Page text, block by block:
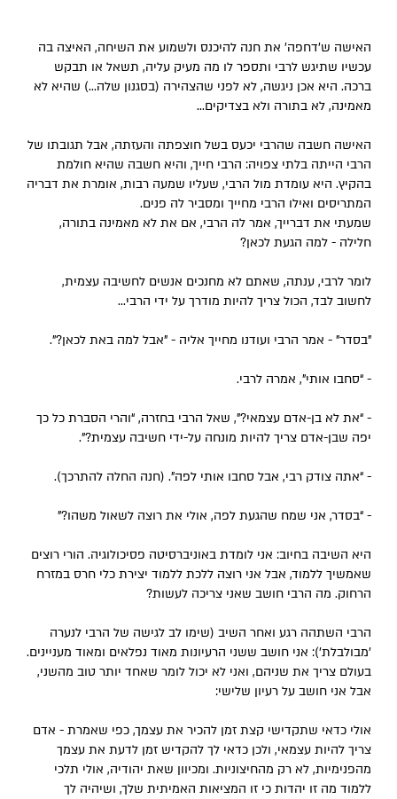
האישה ש'דחפה' את חנה להיכנס ולשמוע את השיחה, האיצה בה
עכשיו שתיגש לרבי ותספר לו מה מעיק עליה, תשאל או תבקש
ברכה. היא אכן ניגשה, לא לפני שהצהירה (בסגנון שלה...) שהיא לא
מאמינה, לא בתורה ולא בצדיקים...
האישה חשבה שהרבי יכעס בשל חוצפתה והעזתה, אבל תגובתו של
הרבי הייתה בלתי צפויה: הרבי חייך, והיא חשבה שהיא חולמת
בהקיץ. היא עומדת מול הרבי, שעליו שמעה רבות, אומרת את דבריה
המתריסים ואילו הרבי מחייך ומסביר לה פנים.
שמעתי את דברייך, אמר לה הרבי, אם את לא מאמינה בתורה,
חלילה - למה הגעת לכאן?
לומר לרבי, ענתה, שאתם לא מחנכים אנשים לחשיבה עצמית,
לחשוב לבד, הכול צריך להיות מודרך על ידי הרבי...
"בסדר" - אמר הרבי ועודנו מחייך אליה - "אבל למה באת לכאן?".
- “סחבו אותי”, אמרה לרבי.
- “את לא בן-אדם עצמאי?”, שאל הרבי בחזרה, “והרי הסברת כל כך
יפה שבן-אדם צריך להיות מונחה על-ידי חשיבה עצמית?".
- “אתה צודק רבי, אבל סחבו אותי לפה”. (חנה החלה להתרכך).
- “בסדר, אני שמח שהגעת לפה, אולי את רוצה לשאול משהו?”
היא השיבה בחיוב: אני לומדת באוניברסיטה פסיכולוגיה. הורי רוצים
שאמשיך ללמוד, אבל אני רוצה ללכת ללמוד יצירת כלי חרס במזרח
הרחוק. מה הרבי חושב שאני צריכה לעשות?
הרבי השתהה רגע ואחר השיב (שימו לב לגישה של הרבי לנערה
'מבולבלת'): אני חושב ששני הרעיונות מאוד נפלאים ומאוד מעניינים.
בעולם צריך את שניהם, ואני לא יכול לומר שאחד יותר טוב מהשני,
אבל אני חושב על רעיון שלישי:
אולי כדאי שתקדישי קצת זמן להכיר את עצמך, כפי שאמרת - אדם
צריך להיות עצמאי, ולכן כדאי לך להקדיש זמן לדעת את עצמך
מהפנימיות, לא רק מהחיצוניות. ומכיוון שאת יהודיה, אולי תלכי
ללמוד מה זו יהדות כי זו המציאות האמיתית שלך, ושיהיה לך